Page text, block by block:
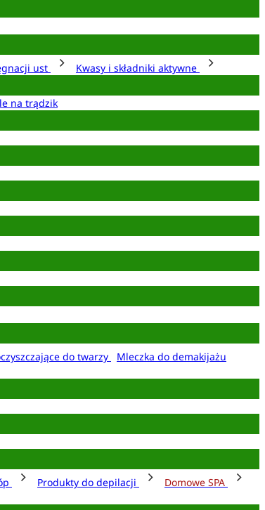
ust
Kwasy i składniki aktywne
na trądzik
do twarzy
Mleczka do demakijażu
Produkty do depilacji
Domowe SPA